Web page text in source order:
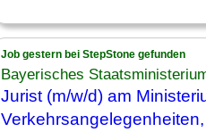
Job gestern bei StepStone gefunden
Bayerisches
Jurist (m/w/d) am